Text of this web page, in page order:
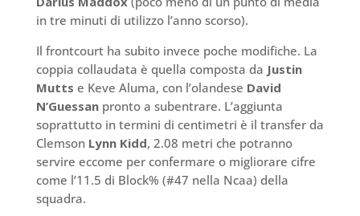
in tre minuti di utilizzo l’anno scorso).
Il frontcourt ha subito invece poche modifiche. La
coppia collaudata è quella composta da Justin
Mutts e Keve Aluma, con l’olandese David
N’Guessanpronto a subentrare. L’aggiunta
soprattutto in termini di centimetri è il transfer da
Clemson Lynn Kidd, 2.08 metri che potranno
servire eccome per confermare o migliorare cifre
come l’11.5 di Block% (#47 nella Ncaa) della
squadra.